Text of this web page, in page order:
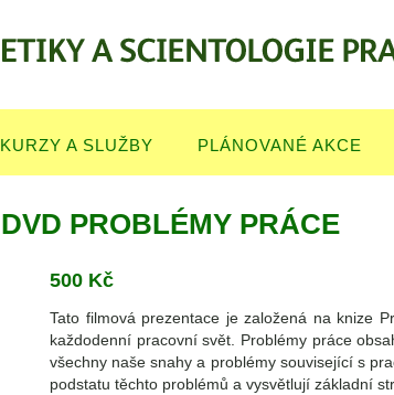
KURZY A SLUŽBY PLÁNOVANÉ AKCE
DVD PROBLÉMY PRÁCE
500 Kč
Tato filmová prezentace je založená na knize
každodenní pracovní svět. Problémy práce
všechny naše snahy a problémy související s
podstatu těchto problémů a vysvětlují základní